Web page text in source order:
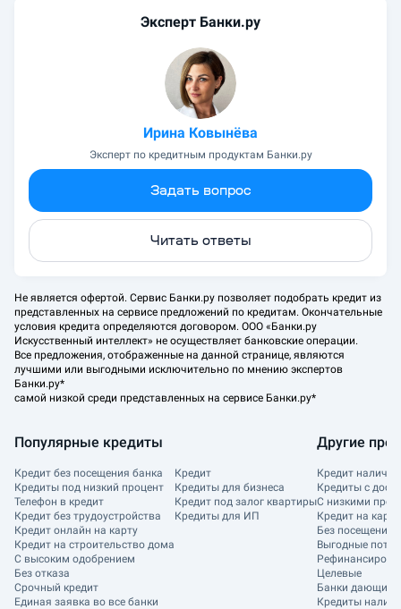
Эксперт Банки.ру
Ирина Ковынёва
Эксперт по кредитным продуктам Банки.ру
Читать ответы
Задать вопрос
Не является офертой. Сервис Банки.ру позволяет подобрать кредит из
представленных на сервисе предложений по кредитам. Окончательные
условия кредита определяются договором. ООО «Банки.ру
Искусственный интеллект» не осуществляет банковские операции.
Все предложения, отображенные на данной странице, являются
лучшими или выгодными исключительно по мнению экспертов
Банки.ру*
самой низкой среди представленных на сервисе Банки.ру*
Популярные кредиты
Кредит без посещения банка
Кредиты под низкий процент
Телефон в кредит
Кредит без трудоустройства
Кредит онлайн на карту
Кредит на строительство дома
С высоким одобрением
Без отказа
Срочный кредит
Единая заявка во все банки
Кредит
Кредиты для бизнеса
Кредит под залог квартиры
Кредиты для ИП
Другие
Кредит
Кредиты с
С низкими
Кредит на карту
Без посещения
Выгодные
Целевые
Банки дающие
Кредиты